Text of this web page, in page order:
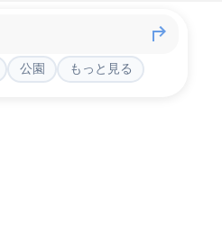
公園 もっと見る